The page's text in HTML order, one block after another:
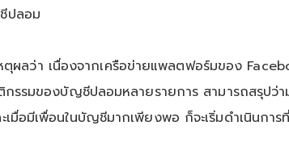
ปลอม
ผลว่า เนื่องจากเครือข่ายแพลตฟอร์มของ
กรรมของบัญชีปลอมหลายรายการ สามารถสรุป
มื่อมีเพื่อนในบัญชีมากเพียงพอ ก็จะเริ่มดำเนินกา